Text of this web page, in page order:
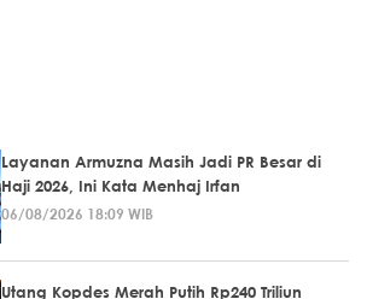
Layanan Armuzna Masih Jadi PR Besar di
Haji 2026, Ini Kata Menhaj Irfan
06/08/2026 18:09 WIB
Utang Kopdes Merah Putih Rp240 Triliun